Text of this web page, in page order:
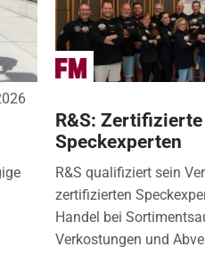
R&S: Zertifizierte
Speckexperten
R&S qualifiziert sein
zertifizierten
Handel bei
Verkostungen und